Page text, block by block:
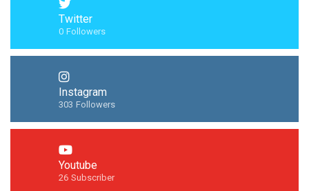
Twitter
0 Followers
Instagram
303 Followers
Youtube
26 Subscriber